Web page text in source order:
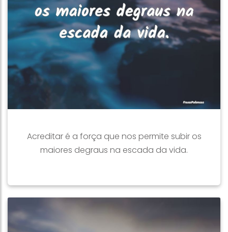
Acreditar é a força que nos permite subir os
maiores degraus na escada da vida.